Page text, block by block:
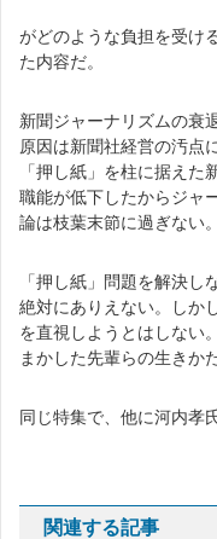
がどのような負担を受け
た内容だ。
新聞ジャーナリズムの衰
原因は新聞社経営の汚点
「押し紙」を柱に据え
職能が低下したからジャ
論は枝葉末節に過ぎない。
「押し紙」問題を解決
絶対にありえない。しか
を直視しようとはしない
まかした先輩らの生きか
同じ特集で、他に河内孝
関連する記事